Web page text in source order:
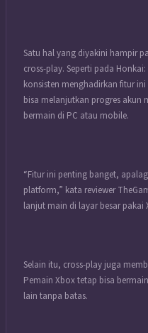
Satu hal yang diyakini hampir
cross-play. Seperti pada
konsisten menghadirkan fitur
bisa melanjutkan progres akun
bermain di PC atau mobile.
“Fitur ini penting banget,
platform,” kata reviewer
lanjut main di layar besar pakai
Selain itu, cross-play juga
Pemain Xbox tetap bisa
lain tanpa batas.